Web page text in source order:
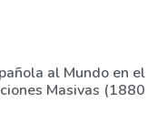
al Mundo en el
Masivas (1880